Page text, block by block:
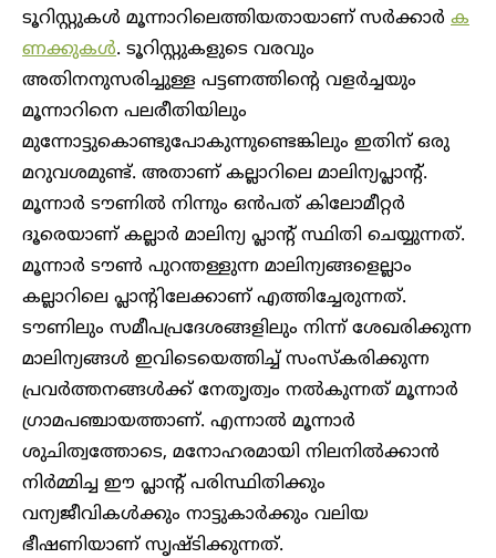
ടൂറിസ്റ്റുകൾ മൂന്നാറിലെത്തിയതായാണ് സ‍ർക്കാ‍ർ ക
ണക്കുകൾ. ടൂറിസ്റ്റുകളുടെ വരവും
അതിനനുസരിച്ചുള്ള പട്ടണത്തിന്റെ വള‍ർച്ചയും
മൂന്നാറിനെ പലരീതിയിലും
മുന്നോട്ടുകൊണ്ടുപോകുന്നുണ്ടെങ്കിലും ഇതിന് ഒരു
മറുവശമുണ്ട്. അതാണ് കല്ലാറിലെ മാലിന്യപ്ലാൻ്റ്.
മൂന്നാർ ടൗണിൽ നിന്നും ഒൻപത് കിലോമീറ്റർ
ദൂരെയാണ് കല്ലാർ മാലിന്യ പ്ലാന്റ് സ്ഥിതി ചെയ്യുന്നത്.
മൂന്നാ‍ർ ടൗൺ പുറന്തള്ളുന്ന മാലിന്യങ്ങളെല്ലാം
കല്ലാറിലെ പ്ലാന്റിലേക്കാണ് എത്തിച്ചേരുന്നത്.
ടൗണിലും സമീപപ്രദേശങ്ങളിലും നിന്ന് ശേഖരിക്കുന്ന
മാലിന്യങ്ങൾ ഇവിടെയെത്തിച്ച് സംസ്‌കരിക്കുന്ന
പ്രവർത്തനങ്ങൾക്ക് നേതൃത്വം നൽകുന്നത് മൂന്നാ‍ർ
ഗ്രാമപഞ്ചായത്താണ്. എന്നാൽ മൂന്നാ‍ർ
ശുചിത്വത്തോടെ, മനോഹരമായി നിലനിൽക്കാൻ
നി‍ർമ്മിച്ച ഈ പ്ലാന്റ് പരിസ്ഥിതിക്കും
വന്യജീവികൾക്കും നാട്ടുകാർക്കും വലിയ
ഭീഷണിയാണ് സൃഷ്ടിക്കുന്നത്.